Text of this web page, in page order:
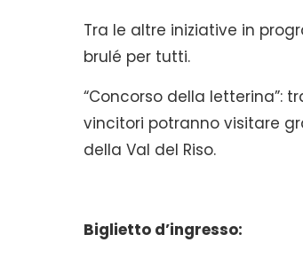
Tra le altre iniziative in
brulé per tutti.
“Concorso della letterina”:
vincitori potranno visitare
della Val del Riso.
Biglietto d’ingresso: